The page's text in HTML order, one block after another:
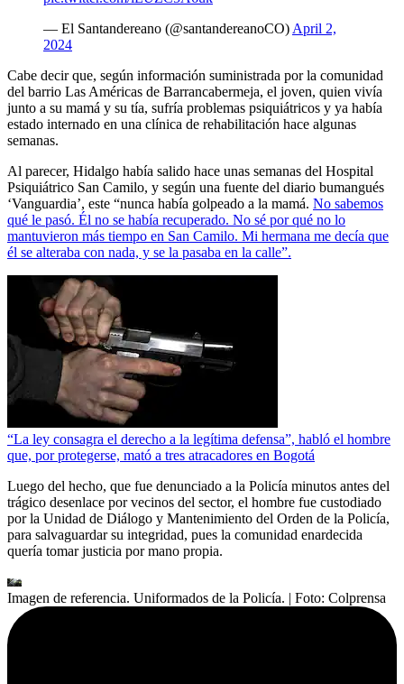
— El Santandereano (@santandereanoCO) April 2,
2024
Cabe decir que, según información suministrada por la comunidad
del barrio Las Américas de Barrancabermeja, el joven, quien vivía
junto a su mamá y su tía, sufría problemas psiquiátricos y ya había
estado internado en una clínica de rehabilitación hace algunas
semanas.
Al parecer, Hidalgo había salido hace unas semanas del Hospital
Psiquiátrico San Camilo, y según una fuente del diario bumangués
‘Vanguardia’, este “nunca había golpeado a la mamá. No sabemos
qué le pasó. Él no se había recuperado. No sé por qué no lo
mantuvieron más tiempo en San Camilo. Mi hermana me decía que
él se alteraba con nada, y se la pasaba en la calle”.
“La ley consagra el derecho a la legítima defensa”, habló el hombre
que, por protegerse, mató a tres atracadores en Bogotá
Luego del hecho, que fue denunciado a la Policía minutos antes del
trágico desenlace por vecinos del sector, el hombre fue custodiado
por la Unidad de Diálogo y Mantenimiento del Orden de la Policía,
para salvaguardar su integridad, pues la comunidad enardecida
quería tomar justicia por mano propia.
Imagen de referencia. Uniformados de la Policía. | Foto: Colprensa